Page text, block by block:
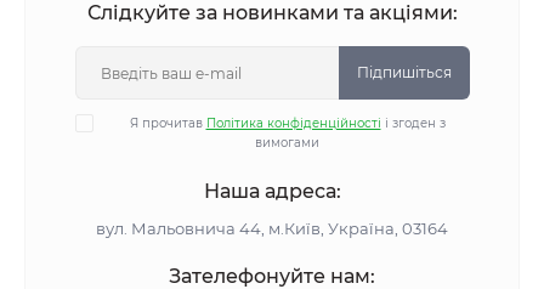
Слідкуйте за новинками та акціями:
Підпишіться
Я прочитав Політика конфіденційності і згоден з
вимогами
Наша адреса:
вул. Мальовнича 44, м.Київ, Україна, 03164
Зателефонуйте нам: